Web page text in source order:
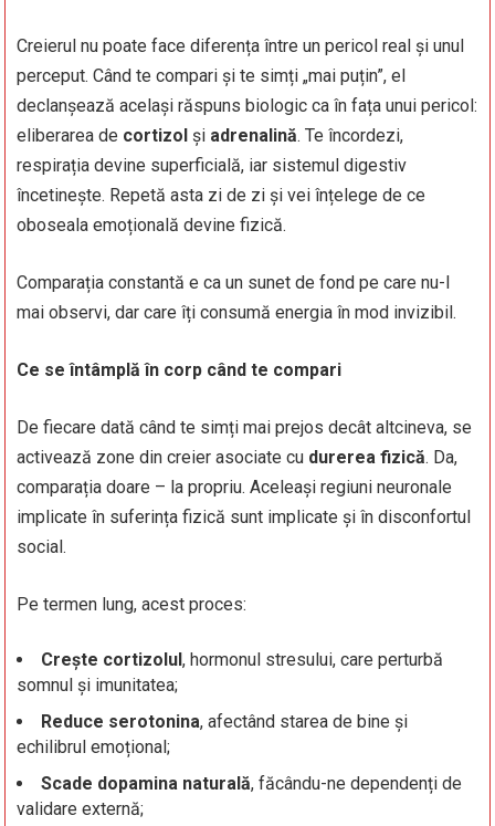
Creierul nu poate face diferența între un pericol real și unul
perceput. Când te compari și te simți „mai puțin”, el
declanșează același răspuns biologic ca în fața unui pericol:
eliberarea de cortizol și adrenalină. Te încordezi,
respirația devine superficială, iar sistemul digestiv
încetinește. Repetă asta zi de zi și vei înțelege de ce
oboseala emoțională devine fizică.
Comparația constantă e ca un sunet de fond pe care nu-l
mai observi, dar care îți consumă energia în mod invizibil.
Ce se întâmplă în corp când te compari
De fiecare dată când te simți mai prejos decât altcineva, se
activează zone din creier asociate cu durerea fizică. Da,
comparația doare – la propriu. Aceleași regiuni neuronale
implicate în suferința fizică sunt implicate și în disconfortul
social.
Pe termen lung, acest proces:
Crește cortizolul, hormonul stresului, care perturbă
somnul și imunitatea;
Reduce serotonina, afectând starea de bine și
echilibrul emoțional;
Scade dopamina naturală, făcându-ne dependenți de
validare externă;